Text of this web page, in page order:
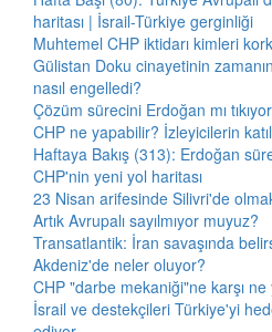
haritası | İsrail-Türkiye gerginliği
Muhtemel CHP iktidarı kimleri
Gülistan Doku cinayetinin
nasıl engelledi?
Çözüm sürecini Erdoğan mı
CHP ne yapabilir? İzleyicilerin
Haftaya Bakış (313): Erdoğan
CHP'nin yeni yol haritası
23 Nisan arifesinde Silivri'de
Artık Avrupalı sayılmıyor muyuz?
Transatlantik: İran savaşında
Akdeniz'de neler oluyor?
CHP "darbe mekaniği"ne karşı
İsrail ve destekçileri Türkiye'yi